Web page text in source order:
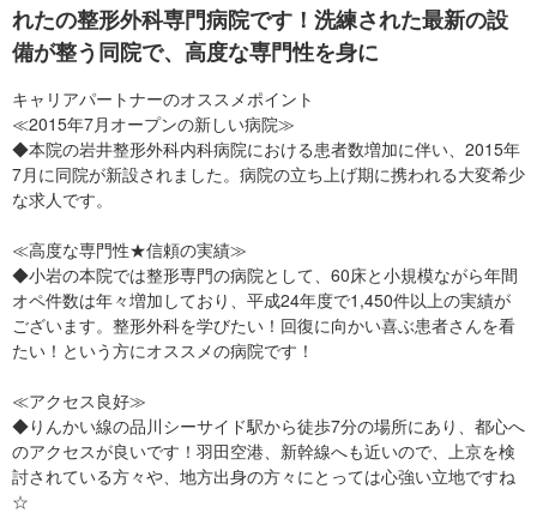
れたの整形外科専門病院です！洗練された最新の設
備が整う同院で、高度な専門性を身に
キャリアパートナーのオススメポイント
≪2015年7月オープンの新しい病院≫
◆本院の岩井整形外科内科病院における患者数増加に伴い、2015年
7月に同院が新設されました。病院の立ち上げ期に携われる大変希少
な求人です。
≪高度な専門性★信頼の実績≫
◆小岩の本院では整形専門の病院として、60床と小規模ながら年間
オペ件数は年々増加しており、平成24年度で1,450件以上の実績が
ございます。整形外科を学びたい！回復に向かい喜ぶ患者さんを看
たい！という方にオススメの病院です！
≪アクセス良好≫
◆りんかい線の品川シーサイド駅から徒歩7分の場所にあり、都心へ
のアクセスが良いです！羽田空港、新幹線へも近いので、上京を検
討されている方々や、地方出身の方々にとっては心強い立地ですね
☆